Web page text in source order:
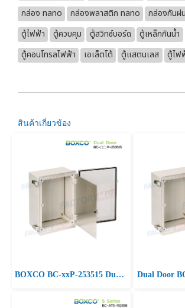
กล่อง nano
กล่องพลาสติก nano กล่องกันฝน
ตู้ไฟฟ้า
ตู้ควบคุม ตู้สวิทซ์บอร์ด ตู้เหล็กกันน้ำ
ตู้คอนโทรลไฟฟ้า
เอเล็ตโต้ ตู้แสตนเลส ตู้ไฟ
สินค้าเกี่ยวข้อง
BOXCO BC-xxP-253515 Dual Door Enclosure Boxes, IP66/67